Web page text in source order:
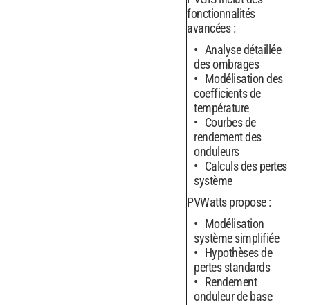
fonctionnalités
avancées :
Analyse détaillée
des ombrages
Modélisation des
coefficients de
température
Courbes de
rendement des
onduleurs
Calculs des pertes
système
PVWatts propose :
Modélisation
système simplifiée
Hypothèses de
pertes standards
Rendement
onduleur de base